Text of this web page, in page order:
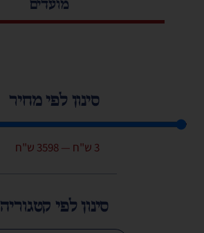
מועדים
סינון לפי מחיר
3 ש"ח —
3598 ש"ח
סינון לפי קטגוריה